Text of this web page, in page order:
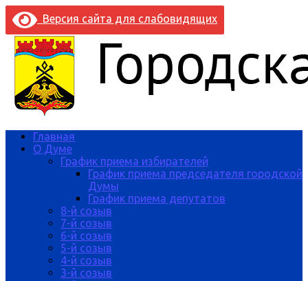
Версия сайта для слабовидящих
Главная
О Думе
График приема избирателей
График приема председателя городской
Думы
График приема депутатов
8-й созыв
7-й созыв
6-й созыв
5-й созыв
4-й созыв
3-й созыв